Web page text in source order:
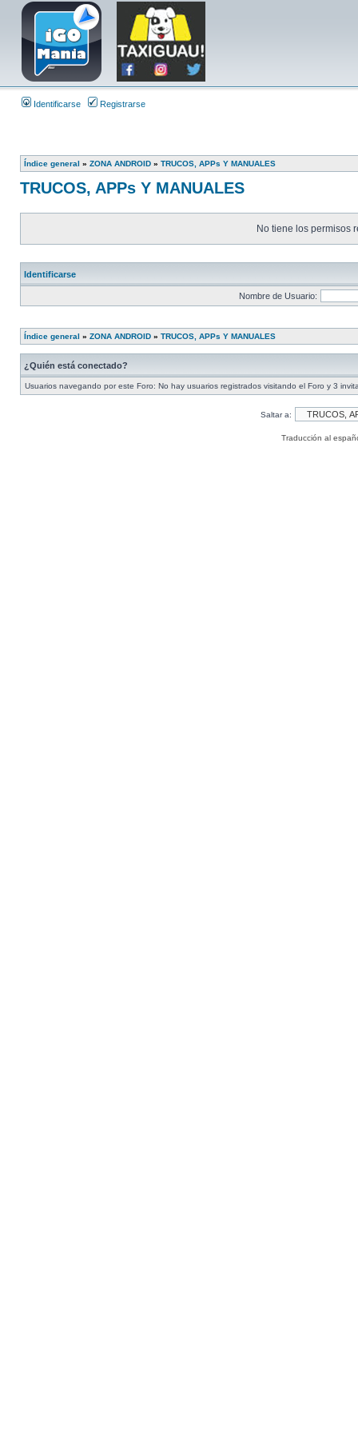
Identificarse Registrarse
Índice general » ZONA ANDROID » TRUCOS, APPs Y MANUALES
TRUCOS, APPs Y MANUALES
No tiene los permisos
Identificarse
Nombre de Usuario:
Índice general » ZONA ANDROID » TRUCOS, APPs Y MANUALES
¿Quién está conectado?
Usuarios navegando por este Foro: No hay usuarios registrados visitando el Foro y 3
Saltar a:
Traducción al